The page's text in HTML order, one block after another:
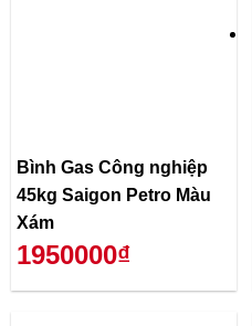
Bình Gas Công nghiệp
45kg Saigon Petro Màu
Xám
1950000₫